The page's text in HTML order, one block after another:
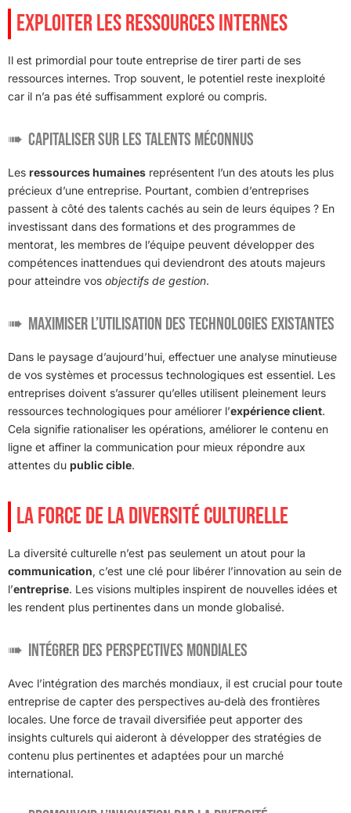
EXPLOITER LES RESSOURCES INTERNES
Il est primordial pour toute entreprise de tirer parti de ses
ressources internes. Trop souvent, le potentiel reste inexploité
car il n’a pas été suffisamment exploré ou compris.
Capitaliser sur les talents méconnus
Les ressources humaines représentent l’un des atouts les plus
précieux d’une entreprise. Pourtant, combien d’entreprises
passent à côté des talents cachés au sein de leurs équipes ? En
investissant dans des formations et des programmes de
mentorat, les membres de l’équipe peuvent développer des
compétences inattendues qui deviendront des atouts majeurs
pour atteindre vos objectifs de gestion.
Maximiser l’utilisation des technologies existantes
Dans le paysage d’aujourd’hui, effectuer une analyse minutieuse
de vos systèmes et processus technologiques est essentiel. Les
entreprises doivent s’assurer qu’elles utilisent pleinement leurs
ressources technologiques pour améliorer l’expérience client.
Cela signifie rationaliser les opérations, améliorer le contenu en
ligne et affiner la communication pour mieux répondre aux
attentes du public cible.
LA FORCE DE LA DIVERSITÉ CULTURELLE
La diversité culturelle n’est pas seulement un atout pour la
communication, c’est une clé pour libérer l’innovation au sein de
l’entreprise. Les visions multiples inspirent de nouvelles idées et
les rendent plus pertinentes dans un monde globalisé.
Intégrer des perspectives mondiales
Avec l’intégration des marchés mondiaux, il est crucial pour toute
entreprise de capter des perspectives au-delà des frontières
locales. Une force de travail diversifiée peut apporter des
insights culturels qui aideront à développer des stratégies de
contenu plus pertinentes et adaptées pour un marché
international.